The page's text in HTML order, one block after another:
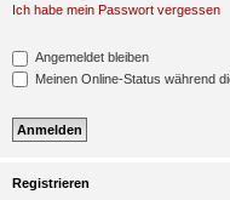
Ich habe mein Passwort vergessen
Angemeldet bleiben
Meinen Online-Status während
Registrieren